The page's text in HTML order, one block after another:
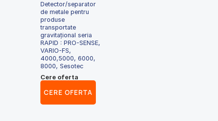
Detector/separator
de metale pentru
produse
transportate
gravitaţional seria
RAPID : PRO-SENSE,
VARIO-FS,
4000,5000, 6000,
8000, Sesotec
Cere oferta
CERE OFERTA